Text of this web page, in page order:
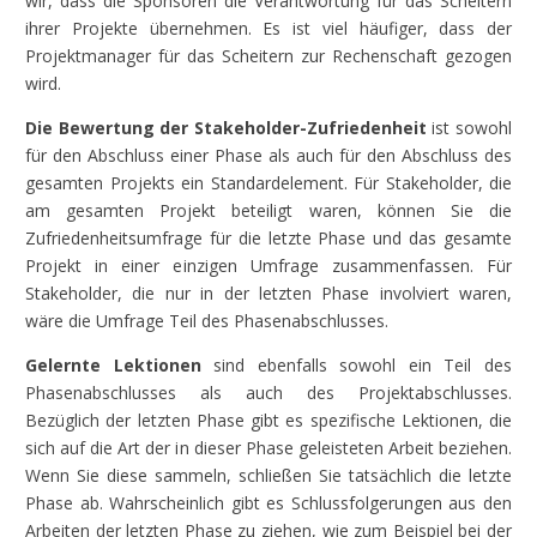
ihrer Projekte übernehmen. Es ist viel häufiger, dass der
Projektmanager für das Scheitern zur Rechenschaft gezogen
wird.
Die Bewertung der Stakeholder-Zufriedenheit ist sowohl
für den Abschluss einer Phase als auch für den Abschluss des
gesamten Projekts ein Standardelement. Für Stakeholder, die
am gesamten Projekt beteiligt waren, können Sie die
Zufriedenheitsumfrage für die letzte Phase und das gesamte
Projekt in einer einzigen Umfrage zusammenfassen. Für
Stakeholder, die nur in der letzten Phase involviert waren,
wäre die Umfrage Teil des Phasenabschlusses.
Gelernte Lektionen sind ebenfalls sowohl ein Teil des
Phasenabschlusses als auch des Projektabschlusses.
Bezüglich der letzten Phase gibt es spezifische Lektionen, die
sich auf die Art der in dieser Phase geleisteten Arbeit beziehen.
Wenn Sie diese sammeln, schließen Sie tatsächlich die letzte
Phase ab. Wahrscheinlich gibt es Schlussfolgerungen aus den
Arbeiten der letzten Phase zu ziehen, wie zum Beispiel bei der